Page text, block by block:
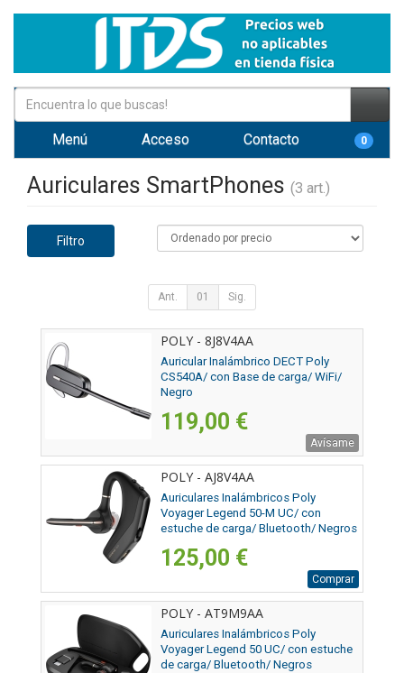
Menú Acceso Contacto 0
Auriculares SmartPhones (3 art.)
Filtro
Ant. 01 Sig.
POLY - 8J8V4AA
Auricular Inalámbrico DECT Poly
CS540A/ con Base de carga/ WiFi/
Negro
119,00 €
Avísame
POLY - AJ8V4AA
Auriculares Inalámbricos Poly
Voyager Legend 50-M UC/ con
estuche de carga/ Bluetooth/ Negros
125,00 €
Comprar
POLY - AT9M9AA
Auriculares Inalámbricos Poly
Voyager Legend 50 UC/ con estuche
de carga/ Bluetooth/ Negros